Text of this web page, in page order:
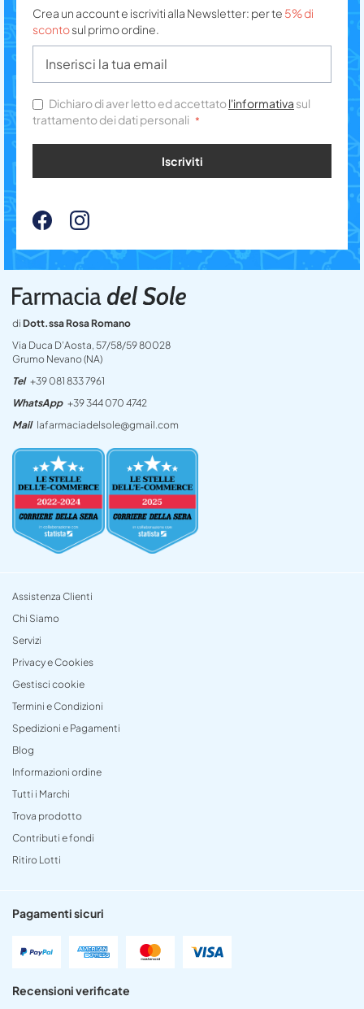
di Dott.ssa Rosa Romano
Via Duca D’Aosta, 57/58/59 80028
Grumo Nevano (NA)
Tel +39 081 833 7961
WhatsApp +39 344 070 4742
Mail lafarmaciadelsole@gmail.com
Assistenza Clienti
Chi Siamo
Servizi
Privacy e Cookies
Gestisci cookie
Termini e Condizioni
Spedizioni e Pagamenti
Blog
Informazioni ordine
Tutti i Marchi
Trova prodotto
Contributi e fondi
Ritiro Lotti
Pagamenti sicuri
Recensioni verificate
Crea un account e iscriviti alla Newsletter: per te 5% di
scontosul primo ordine.
Dichiaro di aver letto ed accettatol'informativa sul
trattamento dei dati personali
Iscriviti